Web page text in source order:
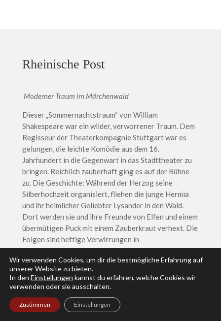
Rheinische Post
Moderner Traum im Märchenwald
Dieser „Sommernachtstraum“ von William
Shakespeare war ein wilder, verworrener Traum. Dem
Regisseur der Theaterkompagnie Stuttgart war es
gelungen, die leichte Komödie aus dem 16.
Jahrhundert in die Gegenwart in das Stadttheater zu
bringen. Reichlich zauberhaft ging es auf der Bühne
zu. Die Geschichte: Während der Herzog seine
Silberhochzeit organisiert, fliehen die junge Hermia
und ihr heimlicher Geliebter Lysander in den Wald.
Dort werden sie und ihre Freunde von Elfen und einem
übermütigen Puck mit einem Zauberkraut verhext. Die
Folgen sind heftige Verwirrungen in
Liebesangelegenheiten. Mit einem einfachen, aber
wirkungsvollen Bühnenbild wurde die Aufmerksamkeit
der Zuschauer auf das verworrenen Geschehen
gelenkt. Nur einige zum Boden hängende Tücher
stellten die Gemächer des Herzogs dar. Durch
geschickte Lichtinszenierung wurde die gleiche
Wir verwenden Cookies, um dir die bestmögliche Erfahrung auf
unserer Website zu bieten.
In den Einstellungen kannst du erfahren, welche Cookies wir
verwenden oder sie ausschalten.
Zustimmen Einstellungen